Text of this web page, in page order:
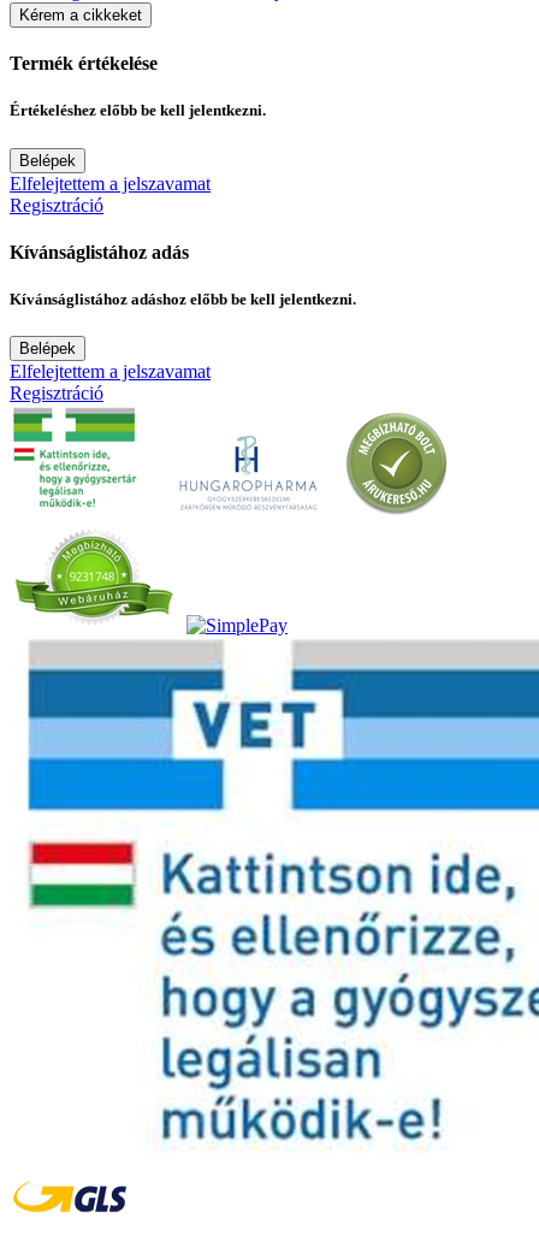
Kérem a cikkeket
Termék értékelése
Értékeléshez előbb be kell jelentkezni.
Belépek
Elfelejtettem a jelszavamat
Regisztráció
Kívánságlistához adás
Kívánságlistához adáshoz előbb be kell jelentkezni.
Belépek
Elfelejtettem a jelszavamat
Regisztráció